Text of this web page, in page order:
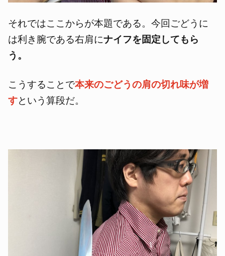
それではここからが本題である。今回ごどうに
は利き腕である右肩にナイフを固定してもら
う。
こうすることで本来のごどうの肩の切れ味が増
すという算段だ。